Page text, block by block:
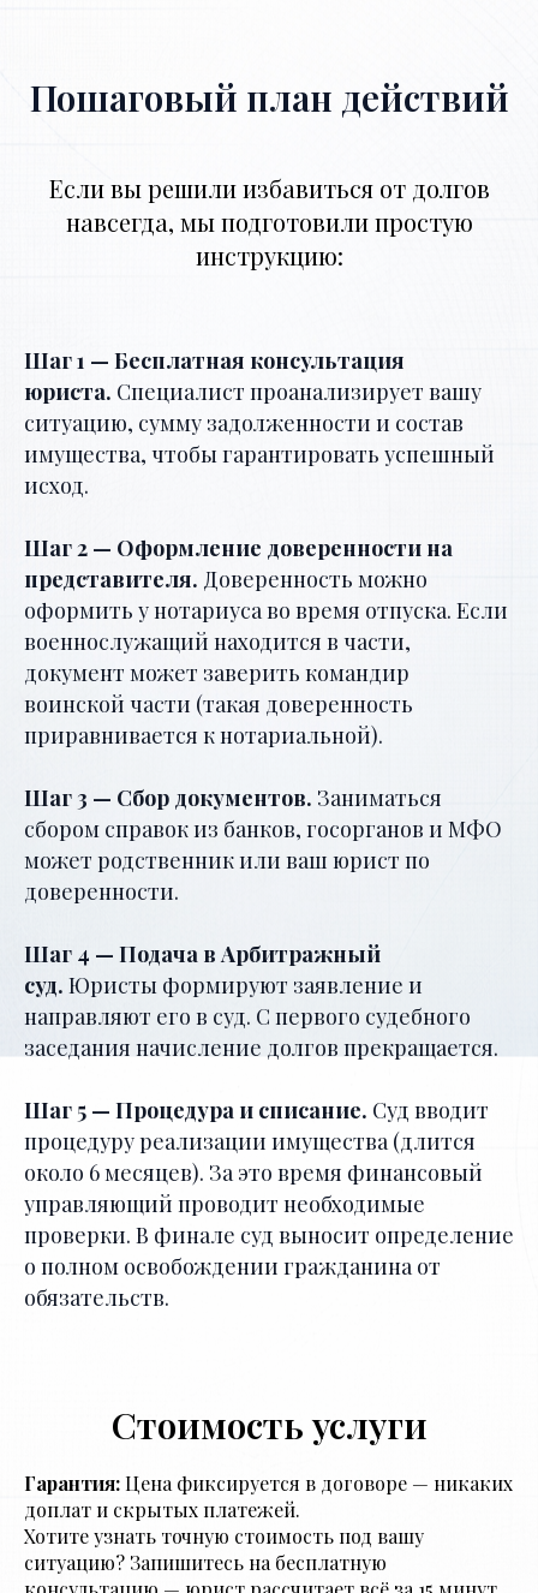
Пошаговый план действий
Если вы решили избавиться от долгов
навсегда, мы подготовили простую
инструкцию:
Шаг 1 — Бесплатная консультация
юриста. Специалист проанализирует вашу
ситуацию, сумму задолженности и состав
имущества, чтобы гарантировать успешный
исход.
Шаг 2 — Оформление доверенности на
представителя. Доверенность можно
оформить у нотариуса во время отпуска. Если
военнослужащий находится в части,
документ может заверить командир
воинской части (такая доверенность
приравнивается к нотариальной).
Шаг 3 — Сбор документов. Заниматься
сбором справок из банков, госорганов и МФО
может родственник или ваш юрист по
доверенности.
Шаг 4 — Подача в Арбитражный
суд. Юристы формируют заявление и
направляют его в суд. С первого судебного
заседания начисление долгов прекращается.
Шаг 5 — Процедура и списание. Суд вводит
процедуру реализации имущества (длится
около 6 месяцев). За это время финансовый
управляющий проводит необходимые
проверки. В финале суд выносит определение
о полном освобождении гражданина от
обязательств.
Стоимость услуги
Гарантия:Цена фиксируется в договоре — никаких
доплат и скрытых платежей.
Хотите узнать точную стоимость под вашу
ситуацию? Запишитесь на бесплатную